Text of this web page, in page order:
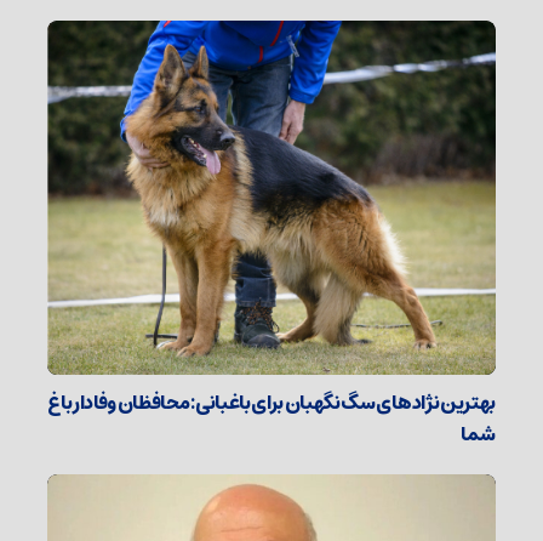
بهترین نژادهای سگ نگهبان برای باغبانی: محافظان وفادار باغ
شما